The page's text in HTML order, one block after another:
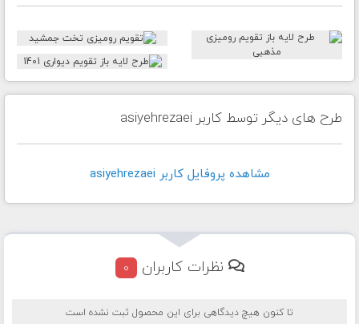
طرح های دیگر توسط کاربر asiyehrezaei
مشاهده پروفايل کاربر asiyehrezaei
نظرات کاربران 0
تا کنون هیچ دیدگاهی برای این محصول ثبت نشده است